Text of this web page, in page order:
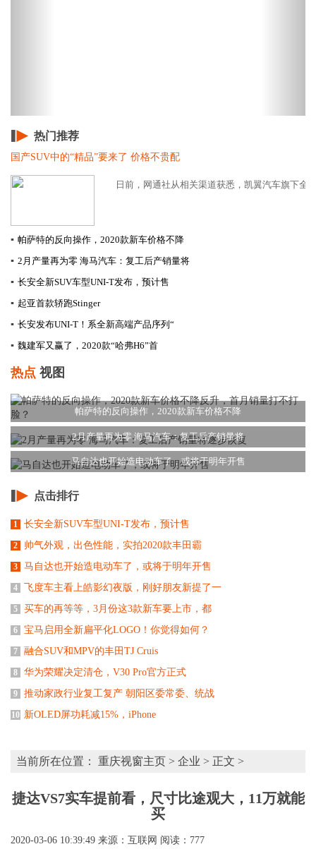
热门推荐
国产SUV中的“精品”要来了 价格不贵配
日前，网通社从相关渠道获悉，凯翼汽车旗下
▪ 帕萨特的反向操作，2020款新车价格不降
▪ 2月产量再为零 海马汽车：复工后产销量将
▪ 长安全新SUV车型UNI-T发布，预计售
▪ 起亚首款轿跑Stinger
▪ 长安发布UNI-T！系全新高端产品序列“
▪ ​魏建军又赢了，2020款“哈弗H6”首
热点 视图
帕萨特的反向操作，2020款新车价格不降
2月产量再为零 海马汽车：复工后产销量将
马自达也开始造电动车了，或将于明年开售
点击排行
1 长安全新SUV车型UNI-T发布，预计售
2 帅气外观，出色性能，实拍2020款丰田霸
3 马自达也开始造电动车了，或将于明年开售
4 飞度车主看上皓影幻夜版，刚好朋友新提了一
5 买车的再等等，3月份这3款新车要上市，都
6 宝马启用全新扁平化LOGO！你觉得如何？
7 融合SUV和MPV的丰田TJ Cruis
8 华为荣耀决定清仓，V30 Pro官方正式
9 推动家政行业复工复产 朝阳区委常委、统战
10 新OLED屏功耗减15%，iPhone
当前所在位置： 重庆视窗主页 > 企业 > 正文 >
捷达VS7实车提前看，尺寸比途观大，11万就能
买
2020-03-06 10:39:49 来源：互联网 阅读：777